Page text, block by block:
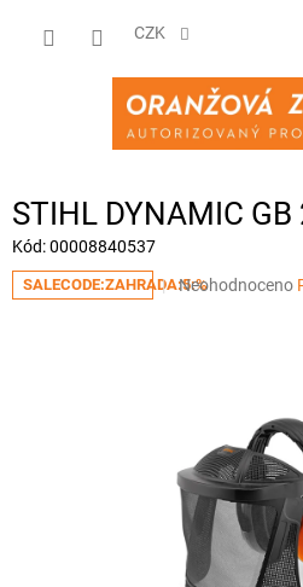
CZK
STIHL DYNAMIC GB
Kód:00008840537
SALECODE:ZAHRADA:5:%Průměrné
hvězdiček.
Neohodnoceno